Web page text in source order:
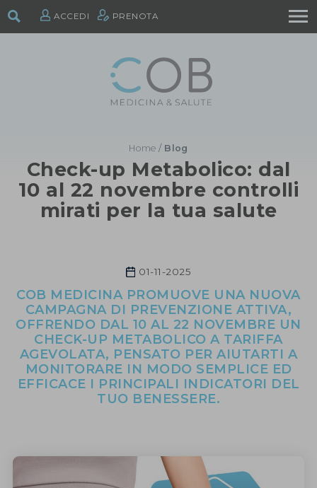
ACCEDI PRENOTA
Home / Blog
Check-up Metabolico: dal
10 al 22 novembre controlli
mirati per la tua salute
01-11-2025
COB MEDICINA PROMUOVE UNA NUOVA
CAMPAGNA DI PREVENZIONE ATTIVA,
OFFRENDO DAL 10 AL 22 NOVEMBRE UN
CHECK-UP METABOLICO A TARIFFA
AGEVOLATA, PENSATO PER AIUTARTI A
MONITORARE IN MODO SEMPLICE ED
EFFICACE I PRINCIPALI INDICATORI DEL
TUO BENESSERE.